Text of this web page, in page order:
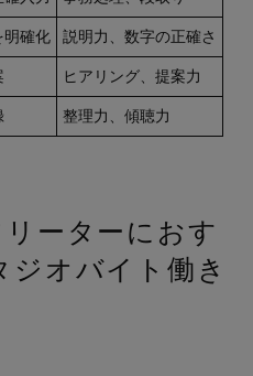
明確化 説明力、数字の正確さ
ヒアリング、提案力
整理力、傾聴力
ーターにおす
オバイト働き